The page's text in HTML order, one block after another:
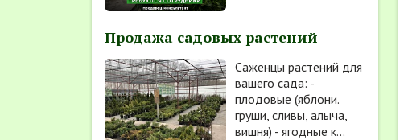
Продажа садовых растений
Саженцы растений для
вашего сада: -
плодовые (яблони.
груши, сливы, алыча,
вишня) - ягодные к...